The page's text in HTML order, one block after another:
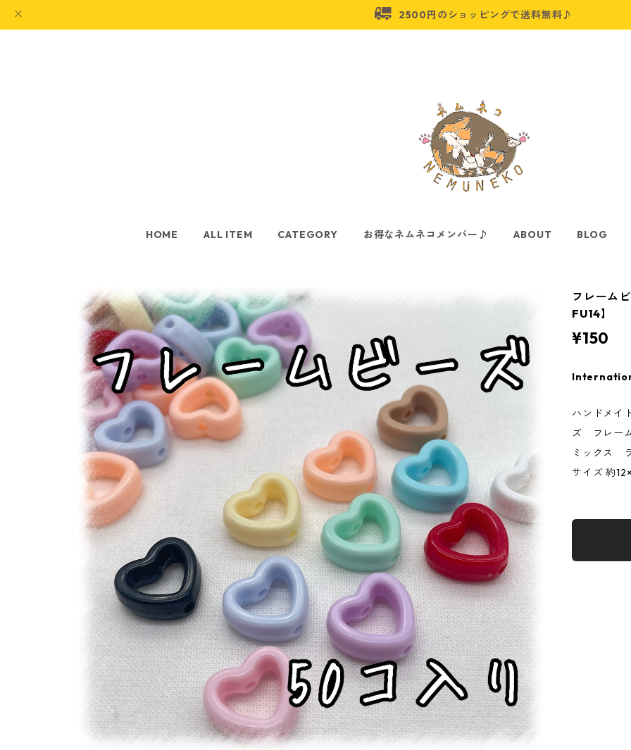
2500円のショッピングで送料無料♪
HOME ALL ITEM CATEGORY お得なネムネコメンバー♪ ABOUT BLOG
フレーム
FU14】
¥150
ハンドメ
ズ フレー
ミックス
サイズ 約